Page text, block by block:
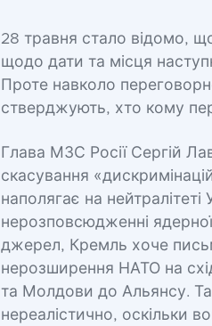
28 травня стало відомо,
щодо дати та місця
Проте навколо
стверджують, хто кому
Глава МЗС Росії Сергій
скасування
наполягає на нейтралітеті
нерозповсюдженні
джерел, Кремль хоче
нерозширення НАТО на
та Молдови до Альянсу.
нереалістично, оскільки